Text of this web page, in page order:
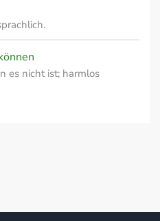
es nicht ist; harmlos